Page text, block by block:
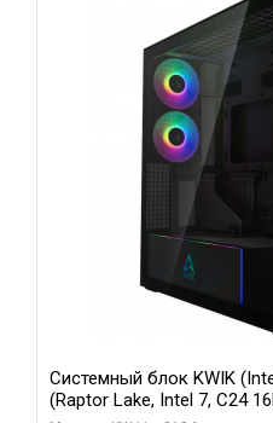
Системный блок KWIK
(Raptor Lake, Intel 7, C24